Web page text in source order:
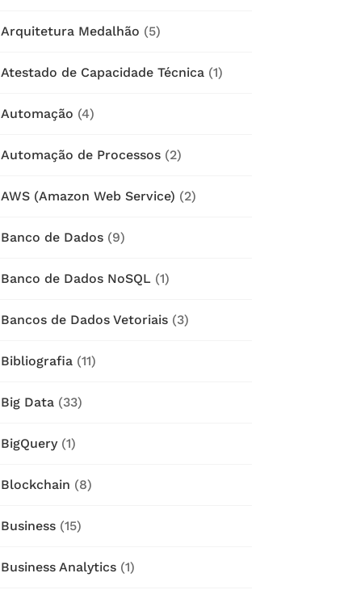
Arquitetura Medalhão (5)
Atestado de Capacidade Técnica (1)
Automação (4)
Automação de Processos (2)
AWS (Amazon Web Service) (2)
Banco de Dados (9)
Banco de Dados NoSQL (1)
Bancos de Dados Vetoriais (3)
Bibliografia (11)
Big Data (33)
BigQuery(1)
Blockchain (8)
Business (15)
Business Analytics (1)